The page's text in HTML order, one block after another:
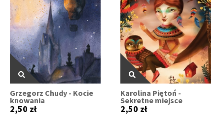
Grzegorz Chudy - Kocie
knowania
2,50 zł
Karolina Piętoń -
Sekretne miejsce
2,50 zł